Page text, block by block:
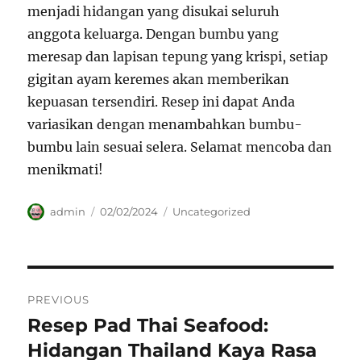
menjadi hidangan yang disukai seluruh
anggota keluarga. Dengan bumbu yang
meresap dan lapisan tepung yang krispi, setiap
gigitan ayam keremes akan memberikan
kepuasan tersendiri. Resep ini dapat Anda
variasikan dengan menambahkan bumbu-
bumbu lain sesuai selera. Selamat mencoba dan
menikmati!
Author
admin
Posted
02/02/2024 Categories
Uncategorized
pos
PREVIOUS
Previous
post:
Resep Pad Thai Seafood:
Hidangan Thailand Kaya Rasa